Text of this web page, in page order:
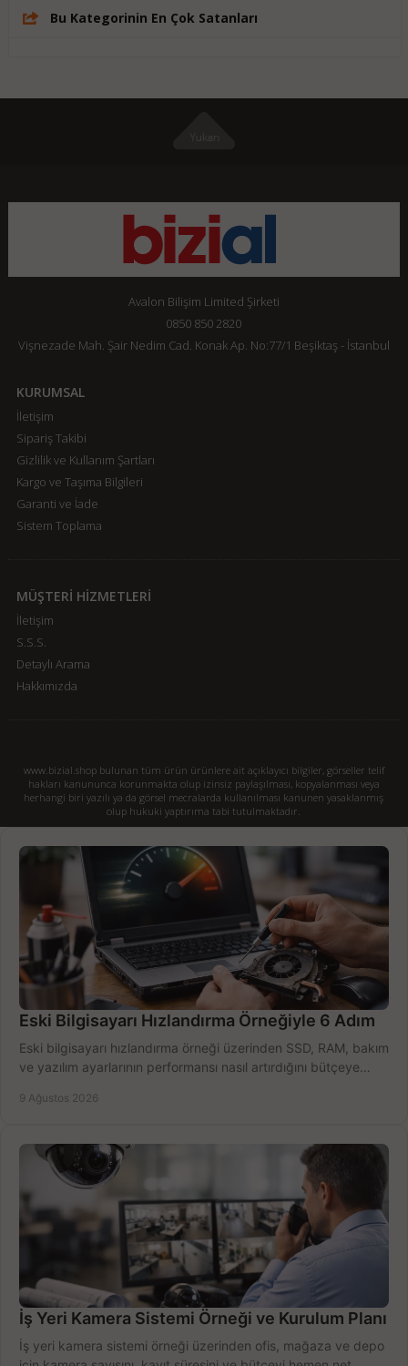
Bu Kategorinin En Çok Satanları
Avalon Bilişim Limited Şirketi
0850 850 2820
Vişnezade Mah. Şair Nedim Cad. Konak Ap. No:77/1 Beşiktaş - İstanbul
KURUMSAL
İletişim
Sipariş Takibi
Gizlilik ve Kullanım Şartları
Kargo ve Taşıma Bilgileri
Garanti ve İade
Sistem Toplama
MÜŞTERİ HİZMETLERİ
İletişim
S.S.S.
Detaylı Arama
Hakkımızda
www.bizial.shop bulunan tüm ürün ürünlere ait açıklayıcı bilgiler, görseller telif
hakları kanununca korunmakta olup izinsiz paylaşılması, kopyalanması veya
herhangi biri yazılı ya da görsel mecralarda kullanılması kanunen yasaklanmış
olup hukuki yaptırıma tabi tutulmaktadır.
Eski Bilgisayarı Hızlandırma Örneğiyle 6 Adım
Eski bilgisayarı hızlandırma örneği üzerinden SSD, RAM, bakım
ve yazılım ayarlarının performansı nasıl artırdığını bütçeye
9 Ağustos 2026
İş Yeri Kamera Sistemi Örneği ve Kurulum Planı
İş yeri kamera sistemi örneği üzerinden ofis, mağaza ve depo